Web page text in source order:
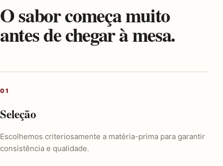
O sabor começa muito
antes de chegar à mesa.
Seleção
Escolhemos criteriosamente a matéria-prima para garantir
consistência e qualidade.